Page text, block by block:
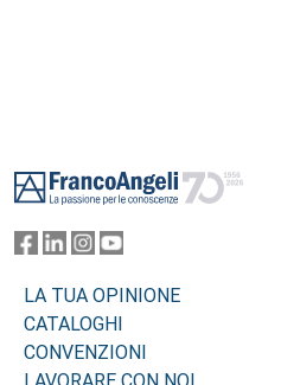
LA TUA OPINIONE
CATALOGHI
CONVENZIONI